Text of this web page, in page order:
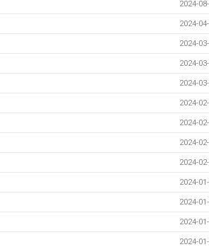
2024-
2024-
2024-
2024-
2024-
2024-
2024-
2024-
2024-
2024-
2024-
2024-
2024-